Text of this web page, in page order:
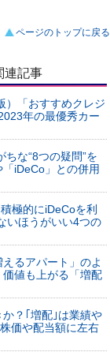
ページのトップに戻る
連記事
）「おすすめクレジ
年の最優秀カー
な“8つの疑問”を
iDeCo」との併用
極的にiDeCoを利
いほうがいい4つの
るアパート」のよ
値も上がる「増配
か？｢増配｣は業績や
価や配当額に左右